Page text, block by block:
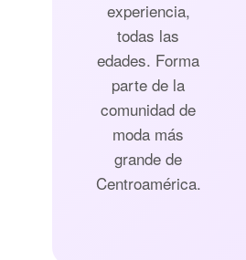
experiencia,
todas las
edades. Forma
parte de la
comunidad de
moda más
grande de
Centroamérica.